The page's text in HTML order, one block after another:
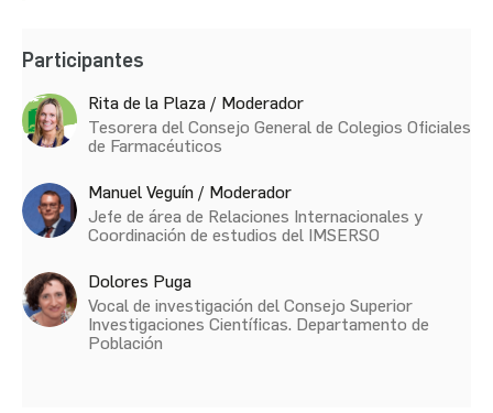
Participantes
Rita de la Plaza / Moderador
Tesorera del Consejo General de Colegios Oficiales
de Farmacéuticos
Manuel Veguín / Moderador
Jefe de área de Relaciones Internacionales y
Coordinación de estudios del IMSERSO
Dolores Puga
Vocal de investigación del Consejo Superior
Investigaciones Científicas. Departamento de
Población